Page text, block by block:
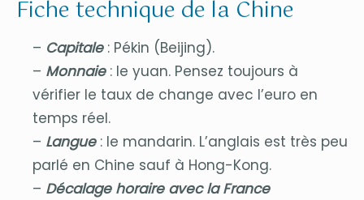
Fiche technique de la Chine
– Capitale: Pékin (Beijing).
– Monnaie: le yuan. Pensez toujours à
vérifier le taux de change avec l’euro en
temps réel.
– Langue: le mandarin. L’anglais est très peu
parlé en Chine sauf à Hong-Kong.
– Décalage horaire avec la France